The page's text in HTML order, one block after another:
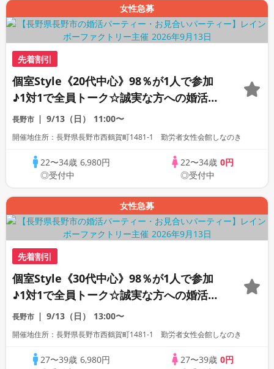
女性急募
先着割引
個室Style《20代中心》98％が1人で参加
♪1対1で全員トーク☆誠実な方への婚活パ
ーティー
長野市 9/13（日） 11:00〜
開催地住所：長野県長野市西鶴賀町1481-1 勤労者女性会館しなのき
22〜34歳 6,980円
◎受付中
22〜34歳 0円
◎受付中
女性急募
先着割引
個室Style《30代中心》98％が1人で参加
♪1対1で全員トーク☆誠実な方への婚活パ
ーティー
長野市 9/13（日） 13:00〜
開催地住所：長野県長野市西鶴賀町1481-1 勤労者女性会館しなのき
27〜39歳 6,980円
27〜39歳 0円